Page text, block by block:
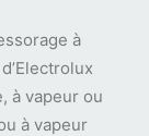
à
à vapeur ou
à vapeur